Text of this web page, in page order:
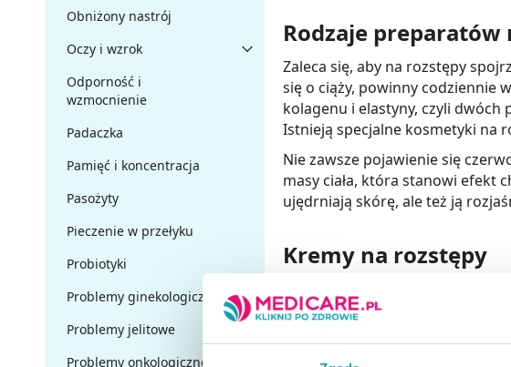
Obniżony nastrój
Oczy i wzrok
Odporność i
wzmocnienie
Padaczka
Pamięć i koncentracja
Pasożyty
Pieczenie w przełyku
Probiotyki
Problemy ginekologiczne
Problemy jelitowe
Problemy onkologiczne
Rodzaje preparatów
Zaleca się, aby na rozstępy
się o ciąży, powinny codziennie
kolagenu i elastyny, czyli dwóch
Istnieją specjalne kosmetyki na
Nie zawsze pojawienie się
masy ciała, która stanowi efekt
ujędrniają skórę, ale też ją
Kremy na rozstępy
Krem przeciw rozstępom
krążenie, co ułatwia wydalanie
Sięgając po tego rodzaju